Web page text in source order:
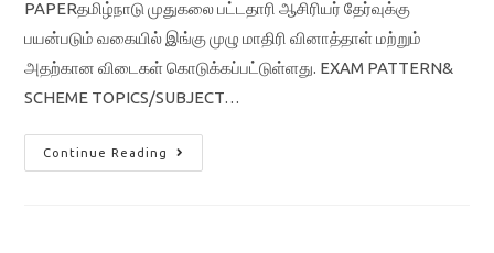
PAPERதமிழ்நாடு முதுகலை பட்டதாரி ஆசிரியர் தேர்வுக்கு
பயன்படும் வகையில் இங்கு முழு மாதிரி வினாத்தாள் மற்றும்
அதற்கான விடைகள் கொடுக்கப்பட்டுள்ளது. EXAM PATTERN&
SCHEME TOPICS/SUBJECT…
Continue Reading
PG
TRB